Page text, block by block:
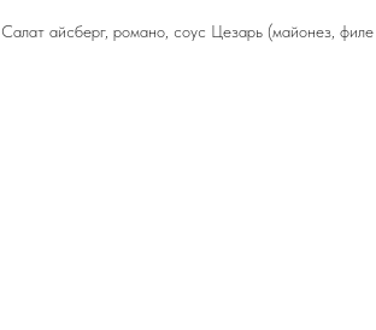
Салат айсберг, романо, соус Цезарь (майонез,